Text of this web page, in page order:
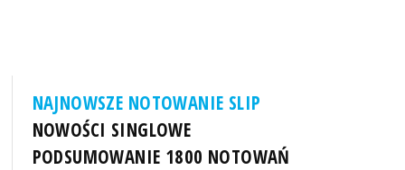
NAJNOWSZE NOTOWANIE SLIP
NOWOŚCI SINGLOWE
PODSUMOWANIE 1800 NOTOWAŃ